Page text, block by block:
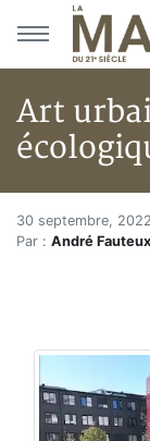
Aller au menu
Aller au contenu
Art
Accueil
Articles
Art urbain
Art
30 septembre, 2022
Par : André Fauteux